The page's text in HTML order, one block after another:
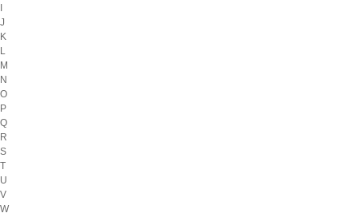
J
K
L
M
N
O
P
Q
R
S
T
U
V
W